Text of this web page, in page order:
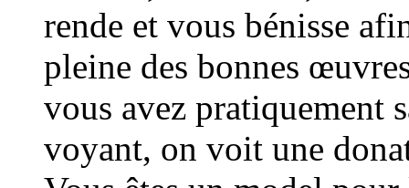
rende et vous bénisse
pleine des bonnes
vous avez pratiquement
voyant, on voit une